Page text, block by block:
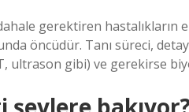
gerektiren hastalıkların
öncüdür. Tanı süreci,
ultrason gibi) ve gerekirse